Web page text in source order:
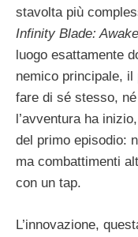
stavolta più
Infinity Blade:
luogo esattamente
nemico principale, il
fare di sé stesso,
l’avventura ha
del primo episodio:
ma combattimenti
con un tap.
L’innovazione,